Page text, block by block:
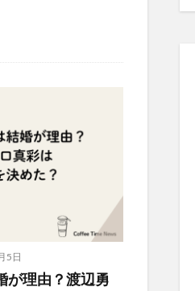
5日
が理由？渡辺勇